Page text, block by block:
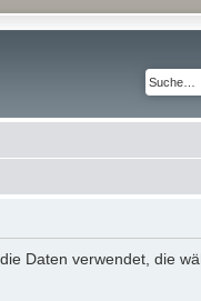
Daten verwendet, die